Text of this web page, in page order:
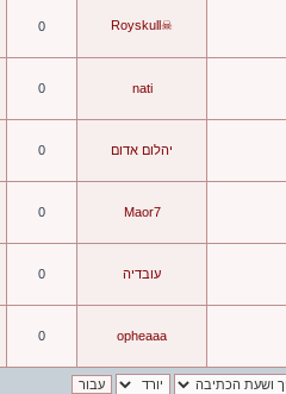
☠Royskull
0
nati
0
יהלום אדום 0
Maor7
0
עובדיה 0
opheaaa
0